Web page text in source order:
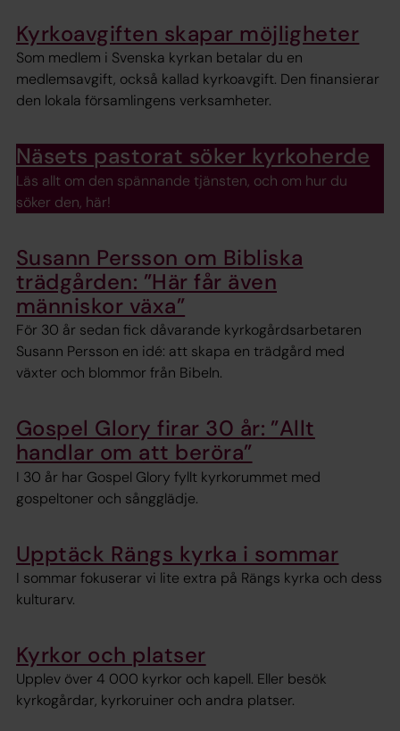
Kyrkoavgiften skapar möjligheter
Som medlem i Svenska kyrkan betalar du en
medlemsavgift, också kallad kyrkoavgift. Den finansierar
den lokala församlingens verksamheter.
Näsets pastorat söker kyrkoherde
Läs allt om den spännande tjänsten, och om hur du
söker den, här!
Susann Persson om Bibliska
trädgården: ”Här får även
människor växa”
För 30 år sedan fick dåvarande kyrkogårdsarbetaren
Susann Persson en idé: att skapa en trädgård med
växter och blommor från Bibeln.
Gospel Glory firar 30 år: ”Allt
handlar om att beröra”
I 30 år har Gospel Glory fyllt kyrkorummet med
gospeltoner och sångglädje.
Upptäck Rängs kyrka i sommar
I sommar fokuserar vi lite extra på Rängs kyrka och dess
kulturarv.
Kyrkor och platser
Upplev över 4 000 kyrkor och kapell. Eller besök
kyrkogårdar, kyrkoruiner och andra platser.